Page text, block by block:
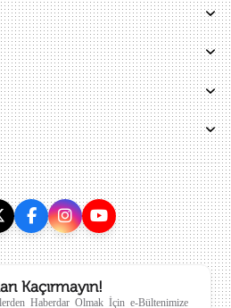
Kaçırmayın!
Haberdar Olmak İçin e-Bültenimize